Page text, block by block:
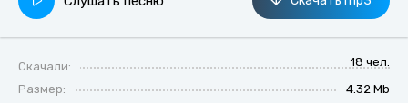
Скачали:
18 чел.
Размер:
4.32 Mb